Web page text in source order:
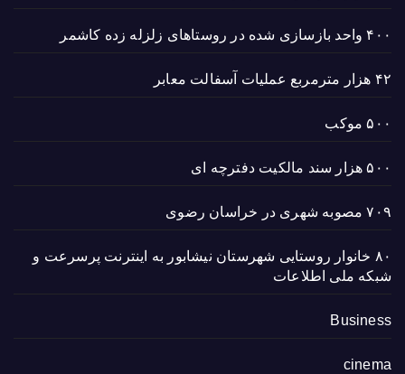
۴۰۰ واحد بازسازی شده در روستاهای زلزله زده کاشمر
۴۲ هزار مترمربع عملیات آسفالت معابر
۵۰۰ موکب
۵۰۰ هزار سند مالکیت دفترچه ای
۷۰۹ مصوبه شهری در خراسان رضوی
۸۰ خانوار روستایی شهرستان نیشابور به اینترنت پرسرعت و
شبکه ملی اطلاعات
Business
cinema